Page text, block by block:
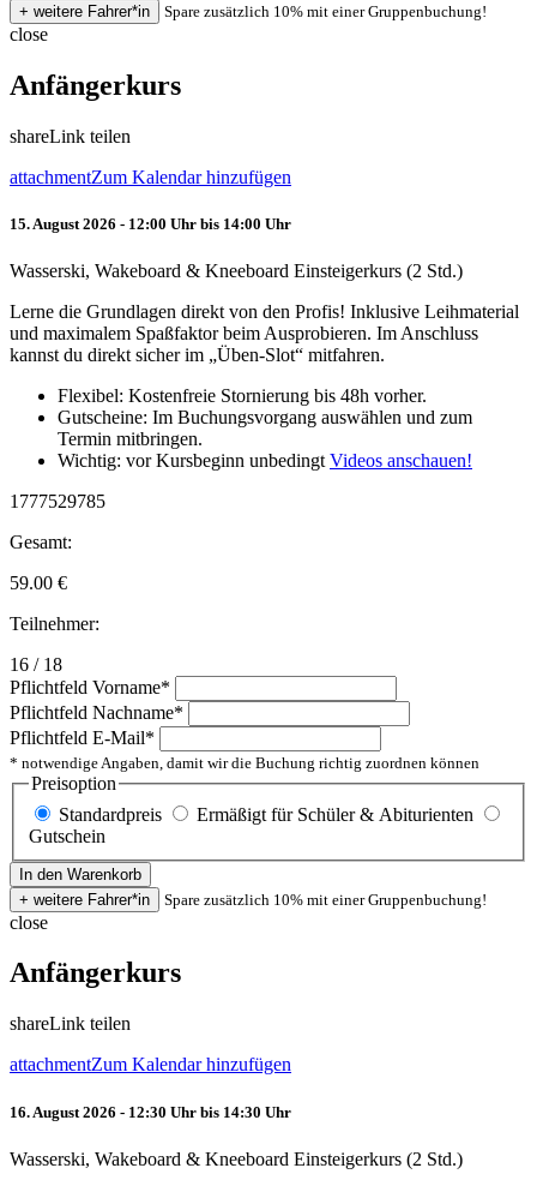
Spare zusätzlich 10% mit einer Gruppenbuchung!
close
Anfängerkurs
shareLink teilen
attachmentZum Kalendar hinzufügen
15. August 2026 - 12:00 Uhr bis 14:00 Uhr
Wasserski, Wakeboard & Kneeboard Einsteigerkurs (2 Std.)
Lerne die Grundlagen direkt von den Profis! Inklusive Leihmaterial
und maximalem Spaßfaktor beim Ausprobieren. Im Anschluss
kannst du direkt sicher im „Üben-Slot“ mitfahren.
Flexibel: Kostenfreie Stornierung bis 48h vorher.
Gutscheine: Im Buchungsvorgang auswählen und zum
Termin mitbringen.
Wichtig: vor Kursbeginn unbedingt Videos anschauen!
1777529785
Gesamt:
59.00 €
Teilnehmer:
16 / 18
Pflichtfeld Vorname*
Pflichtfeld Nachname*
Pflichtfeld E-Mail*
* notwendige Angaben, damit wir die Buchung richtig zuordnen können
Preisoption
Standardpreis
Ermäßigt für Schüler & Abiturienten
Gutschein
Spare zusätzlich 10% mit einer Gruppenbuchung!
close
Anfängerkurs
shareLink teilen
attachmentZum Kalendar hinzufügen
16. August 2026 - 12:30 Uhr bis 14:30 Uhr
Wasserski, Wakeboard & Kneeboard Einsteigerkurs (2 Std.)